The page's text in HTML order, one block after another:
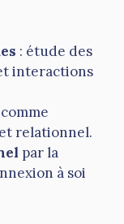
: étude des
interactions
comme
relationnel.
par la
à soi